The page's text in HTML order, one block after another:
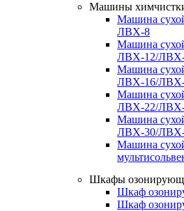
Машины
Машина
ЛВХ-8
Машина
ЛВХ-12/
Машина
ЛВХ-16/
Машина
ЛВХ-22/
Машина
ЛВХ-30/
Машина
Шкафы
Шкаф
Шкаф